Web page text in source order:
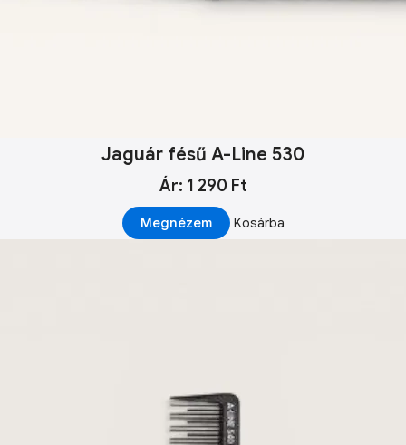
Jaguár fésű A-Line 530
Ár: 1 290 Ft
Megnézem Kosárba